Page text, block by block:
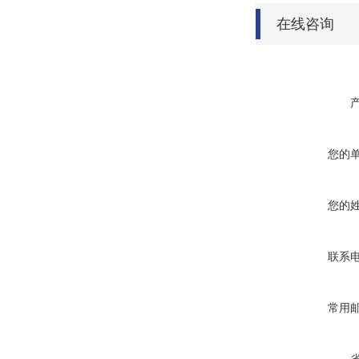
在线咨询
您的
您的
联系
常用